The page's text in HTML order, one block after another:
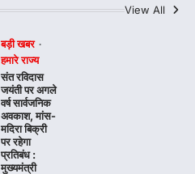
View All
बड़ी खबर
हमारे राज्य
संत रविदास
जयंती पर अगले
वर्ष सार्वजनिक
अवकाश, मांस-
मदिरा बिक्री
पर रहेगा
प्रतिबंध :
मुख्यमंत्री